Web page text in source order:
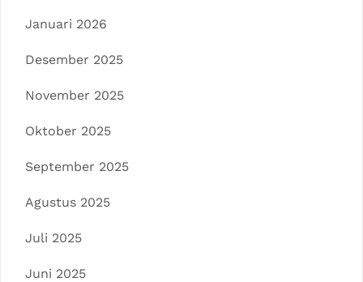
Januari 2026
Desember 2025
November 2025
Oktober 2025
September 2025
Agustus 2025
Juli 2025
Juni 2025